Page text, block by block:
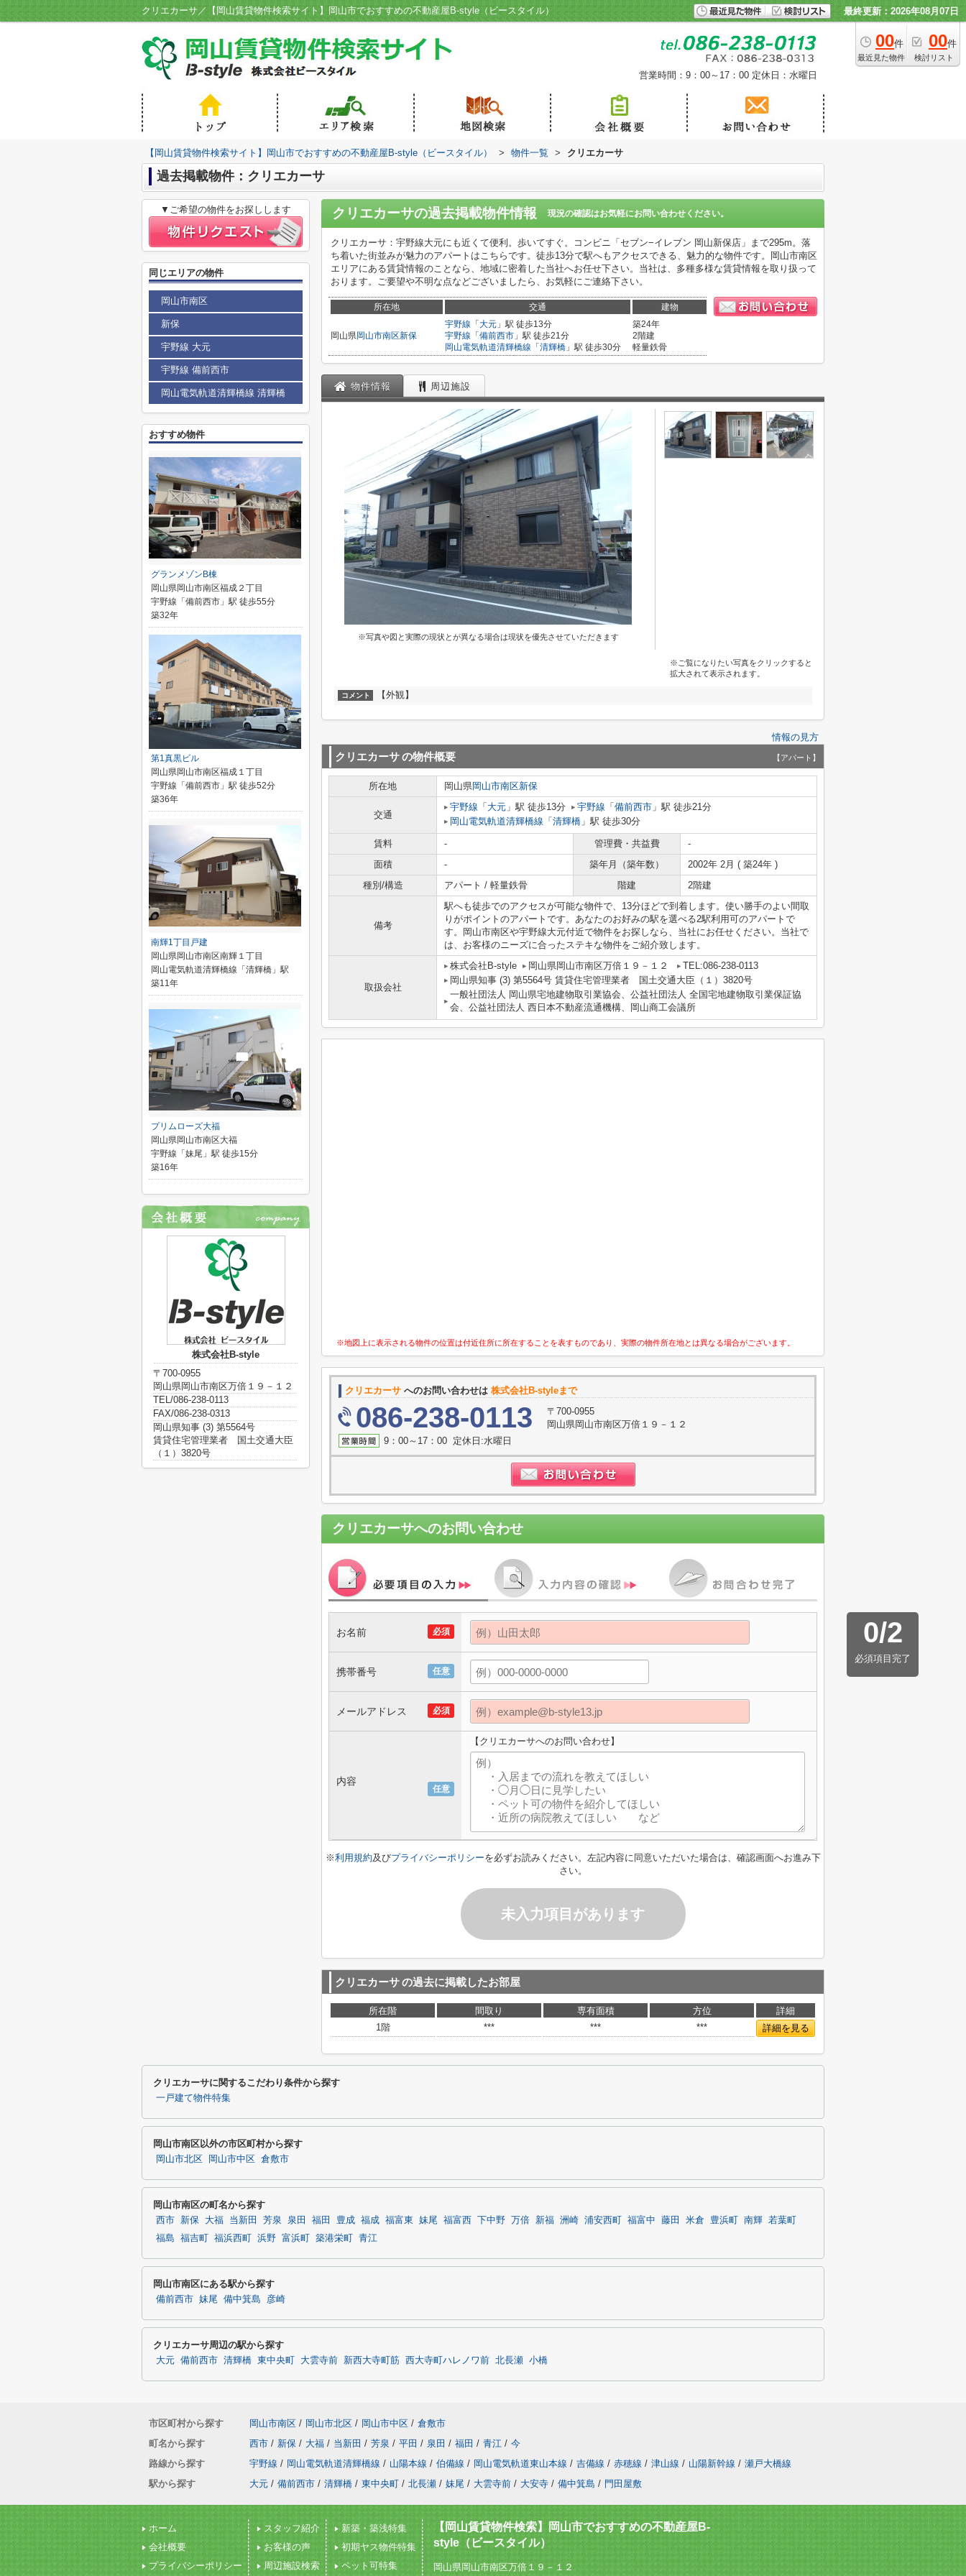
クリエカーサ／【岡山賃貸物件検索サイト】岡山市でおすすめの不動産屋B-style（ビースタイル） 最終更新：2026年08月07日
00件
最近見た物件
00件
検討リスト
営業時間：9：00～17：00 定休日：水曜日
【岡山賃貸物件検索サイト】岡山市でおすすめの不動産屋B-style（ビースタイル） > 物件一覧 > クリエカーサ
過去掲載物件：クリエカーサ
クリエカーサの過去掲載物件情報 現況の確認はお気軽にお問い合わせください。
クリエカーサ：宇野線大元にも近くて便利。歩いてすぐ。コンビニ「セブン−イレブン 岡山新保店」まで295m。落
ち着いた街並みが魅力のアパートはこちらです。徒歩13分で駅へもアクセスできる、魅力的な物件です。岡山市南区
エリアにある賃貸情報のことなら、地域に密着した当社へお任せ下さい。当社は、多種多様な賃貸情報を取り扱って
おります。ご要望や不明な点などございましたら、お気軽にご連絡下さい。
所在地 交通 建物
岡山県岡山市南区新保
宇野線 「 大元 」駅 徒歩13分
宇野線 「 備前西市 」駅 徒歩21分
岡山電気軌道清輝橋線 「 清輝橋 」駅 徒歩30分
築24年
2階建
軽量鉄骨
物件情報 周辺施設
※写真や図と実際の現状とが異なる場合は現状を優先させていただきます
※ご覧になりたい写真をクリックすると
拡大されて表示されます。
コメント 【外観】
情報の見方
クリエカーサの物件概要 【アパート】
所在地 岡山県岡山市南区新保
交通
宇野線 「 大元 」駅 徒歩13分 宇野線 「 備前西市 」駅 徒歩21分
岡山電気軌道清輝橋線 「 清輝橋 」駅 徒歩30分
賃料 - 管理費・共益費
-
面積
- 築年月（築年数）
2002年 2月 ( 築24年 )
種別/構造
アパート / 軽量鉄骨 階建 2階建
備考
駅へも徒歩でのアクセスが可能な物件で、13分ほどで到着します。使い勝手のよい間取
りがポイントのアパートです。あなたのお好みの駅を選べる2駅利用可のアパートで
す。岡山市南区や宇野線大元付近で物件をお探しなら、当社にお任せください。当社で
は、お客様のニーズに合ったステキな物件をご紹介致します。
取扱会社
株式会社B-style 岡山県岡山市南区万倍１９－１２
TEL:086-238-0113
岡山県知事 (3) 第5564号 賃貸住宅管理業者 国土交通大臣（１）3820号
一般社団法人 岡山県宅地建物取引業協会、公益社団法人 全国宅地建物取引業保証協
会、公益社団法人 西日本不動産流通機構、岡山商工会議所
※地図上に表示される物件の位置は付近住所に所在することを表すものであり、実際の物件所在地とは異なる場合がございます。
クリエカーサ へのお問い合わせは 株式会社B-styleまで
086-238-0113
〒700-0955
岡山県岡山市南区万倍１９－１２
9：00～17：00 定休日:水曜日
クリエカーサへのお問い合わせ
0/2
必須項目完了
必須
お名前
任意
携帯番号
必須
メールアドレス
任意
内容
【クリエカーサへのお問い合わせ】
※利用規約及びプライバシーポリシーを必ずお読みください。左記内容に同意いただいた場合は、確認画面へお進み下
さい。
未入力項目があります
クリエカーサの過去に掲載したお部屋
所在階 間取り 専有面積 方位
詳細
1階
*** *** *** 詳細を見る
▼ご希望の物件をお探しします
同じエリアの物件
岡山市南区
新保
宇野線 大元
宇野線 備前西市
岡山電気軌道清輝橋線 清輝橋
おすすめ物件
グランメゾンB棟
岡山県岡山市南区福成２丁目
宇野線「備前西市」駅 徒歩55分
築32年
第1真黒ビル
岡山県岡山市南区福成１丁目
宇野線「備前西市」駅 徒歩52分
築36年
南輝1丁目戸建
岡山県岡山市南区南輝１丁目
岡山電気軌道清輝橋線「清輝橋」駅
築11年
プリムローズ大福
岡山県岡山市南区大福
宇野線「妹尾」駅 徒歩15分
築16年
株式会社B-style
〒700-0955
岡山県岡山市南区万倍１９－１２
TEL/086-238-0113
FAX/086-238-0313
岡山県知事 (3) 第5564号
賃貸住宅管理業者 国土交通大臣
（１）3820号
クリエカーサに関するこだわり条件から探す
一戸建て物件特集
岡山市南区以外の市区町村から探す
岡山市北区 岡山市中区 倉敷市
岡山市南区の町名から探す
西市 新保 大福 当新田 芳泉 泉田 福田 豊成 福成 福富東 妹尾 福富西 下中野 万倍 新福 洲崎 浦安西町 福富中 藤田 米倉 豊浜町 南輝 若葉町
福島
福吉町 福浜西町 浜野 富浜町 築港栄町 青江
岡山市南区にある駅から探す
備前西市 妹尾 備中箕島 彦崎
クリエカーサ周辺の駅から探す
大元 備前西市 清輝橋 東中央町 大雲寺前 新西大寺町筋 西大寺町ハレノワ前 北長瀬 小橋
市区町村から探す 岡山市南区 / 岡山市北区 / 岡山市中区 / 倉敷市
町名から探す
西市 / 新保 / 大福 / 当新田 / 芳泉 / 平田 / 泉田 / 福田 / 青江 / 今
路線から探す
宇野線 / 岡山電気軌道清輝橋線 / 山陽本線 / 伯備線 / 岡山電気軌道東山本線 / 吉備線 / 赤穂線 / 津山線 / 山陽新幹線 / 瀬戸大橋線
駅から探す
大元 / 備前西市 / 清輝橋 / 東中央町 / 北長瀬 / 妹尾 / 大雲寺前 / 大安寺 / 備中箕島 / 門田屋敷
ホーム
会社概要
プライバシーポリシー
スタッフ紹介
お客様の声
周辺施設検索
新築・築浅特集
初期ヤス物件特集
ペット可特集
【岡山賃貸物件検索】岡山市でおすすめの不動産屋B-
style（ビースタイル）
岡山県岡山市南区万倍１９－１２